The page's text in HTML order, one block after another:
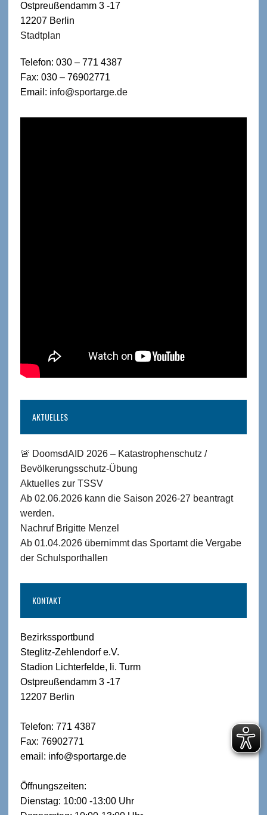
Ostpreußendamm 3 -17
12207 Berlin
Stadtplan
Telefon: 030 – 771 4387
Fax: 030 – 76902771
Email: info@sportarge.de
AKTUELLES
🚨 DoomsdAID 2026 – Katastrophenschutz /
Bevölkerungsschutz-Übung
Aktuelles zur TSSV
Ab 02.06.2026 kann die Saison 2026-27 beantragt
werden.
Nachruf Brigitte Menzel
Ab 01.04.2026 übernimmt das Sportamt die Vergabe
der Schulsporthallen
KONTAKT
Bezirkssportbund
Steglitz-Zehlendorf e.V.
Stadion Lichterfelde, li. Turm
Ostpreußendamm 3 -17
12207 Berlin
Telefon: 771 4387
Fax: 76902771
email: info@sportarge.de
Öffnungszeiten:
Dienstag: 10:00 -13:00 Uhr